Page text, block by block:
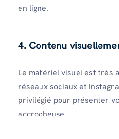
en ligne.
4. Contenu
Le matériel visuel est très
réseaux sociaux et
privilégié pour présenter
accrocheuse.